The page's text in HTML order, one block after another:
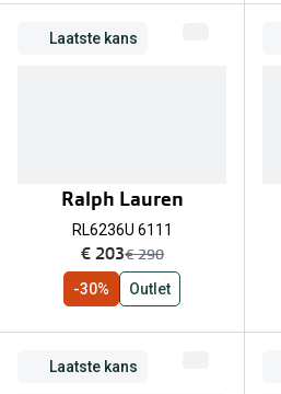
Laatste kans
Ralph Lauren
RL6236U 6111
nu:
€ 203was:
€ 290
-30% Outlet
Laatste kans